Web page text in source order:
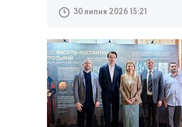
30 липня 2026 15:21